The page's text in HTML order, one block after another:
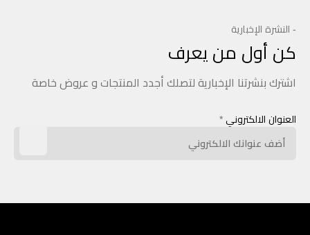
- النشرة الإخبارية
كن أول من يعرف
اشترك بنشرتنا الإخبارية لتصلك أجدد المنتجات و عروض خاصة
العنوان الالكتروني *